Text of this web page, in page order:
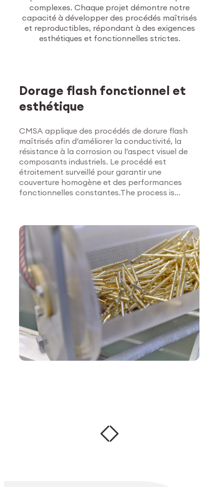
surface
Explorer les traitements
complexes. Chaque projet démontre notre
capacité à développer des procédés maîtrisés
et reproductibles, répondant à des exigences
esthétiques et fonctionnelles strictes.
Dorage flash fonctionnel et
esthétique
CMSA applique des procédés de dorure flash
maîtrisés afin d’améliorer la conductivité, la
résistance à la corrosion ou l’aspect visuel de
composants industriels. Le procédé est
étroitement surveillé pour garantir une
couverture homogène et des performances
fonctionnelles constantes.The process is